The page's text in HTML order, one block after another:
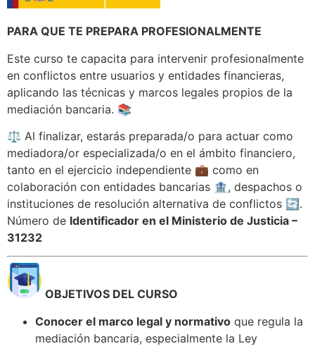
PARA QUE TE PREPARA PROFESIONALMENTE
Este curso te capacita para intervenir profesionalmente
en conflictos entre usuarios y entidades financieras,
aplicando las técnicas y marcos legales propios de la
mediación bancaria. 📚
⚖️ Al finalizar, estarás preparada/o para actuar como
mediadora/or especializada/o en el ámbito financiero,
tanto en el ejercicio independiente 💼 como en
colaboración con entidades bancarias 🏦, despachos o
instituciones de resolución alternativa de conflictos 🔄.
Número de Identificador en el Ministerio de Justicia –
31232
OBJETIVOS DEL CURSO
Conocer el marco legal y normativo que regula la
mediación bancaria, especialmente la Ley